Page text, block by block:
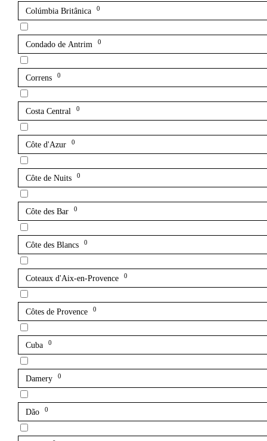
Colúmbia Britânica 0
Condado de Antrim 0
Correns 0
Costa Central 0
Côte d'Azur 0
Côte de Nuits 0
Côte des Bar 0
Côte des Blancs 0
Coteaux d'Aix-en-Provence 0
Côtes de Provence 0
Cuba 0
Damery 0
Dão 0